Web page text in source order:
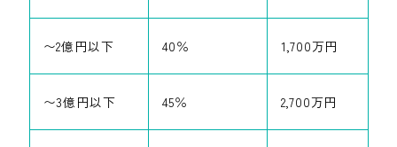
〜2億円以下 40％ 1,700万円
〜3億円以下 45％ 2,700万円